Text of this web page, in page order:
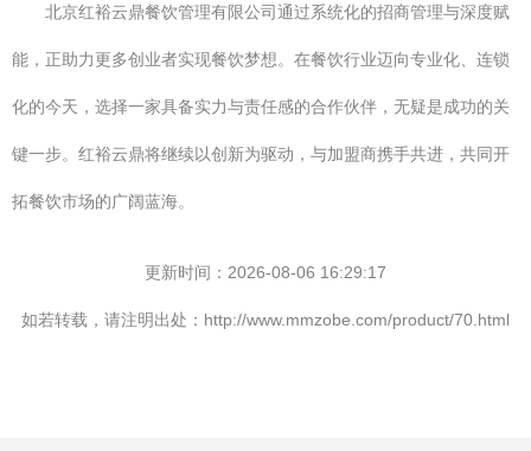
北京红裕云鼎餐饮管理有限公司通过系统化的招商管理与深度赋
能，正助力更多创业者实现餐饮梦想。在餐饮行业迈向专业化、连锁
化的今天，选择一家具备实力与责任感的合作伙伴，无疑是成功的关
键一步。红裕云鼎将继续以创新为驱动，与加盟商携手共进，共同开
拓餐饮市场的广阔蓝海。
更新时间：2026-08-06 16:29:17
如若转载，请注明出处：http://www.mmzobe.com/product/70.html